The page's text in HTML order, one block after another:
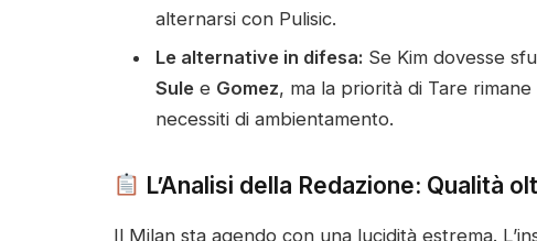
alternarsi con Pulisic.
Le alternative in difesa: Se Kim dovesse
Sule e Gomez, ma la priorità di Tare
necessiti di ambientamento.
L’Analisi della Redazione: Qualità
Il Milan sta agendo con una lucidità estrema.